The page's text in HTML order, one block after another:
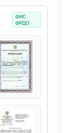
ФИС
ФРДО